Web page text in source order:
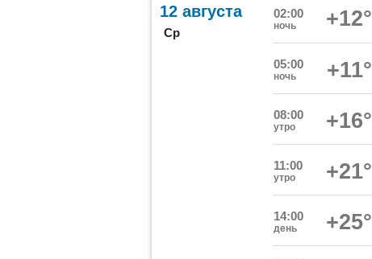
12 августа
Ср
02:00
ночь +12°
05:00
ночь +11°
08:00
утро +16°
11:00
утро +21°
14:00
день +25°